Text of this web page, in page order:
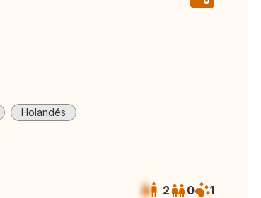
Holandés
2 0
1